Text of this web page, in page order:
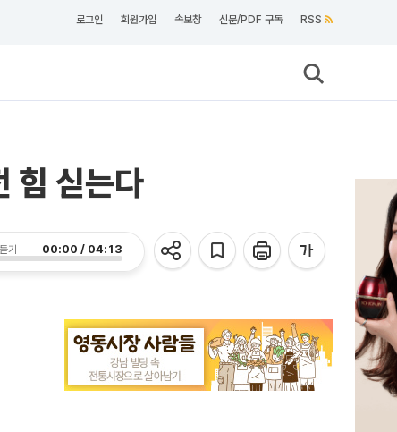
로그인 회원가입 속보창 신문/PDF 구독 RSS
힘 싣는다
기 00:00 / 04:13